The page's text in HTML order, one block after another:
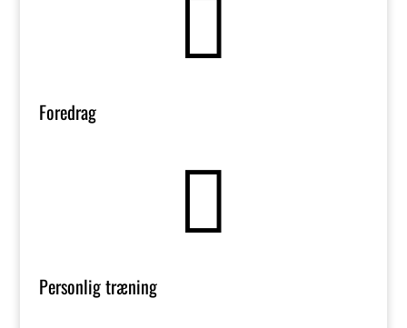

Foredrag

Personlig træning